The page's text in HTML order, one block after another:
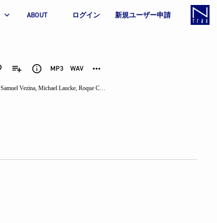
ABOUT ログイン 新規ユーザー申請
Samuel Vezina, Michael Laucke, Roque Carbajo